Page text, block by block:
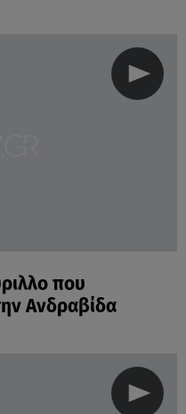
που
Ανδραβίδα